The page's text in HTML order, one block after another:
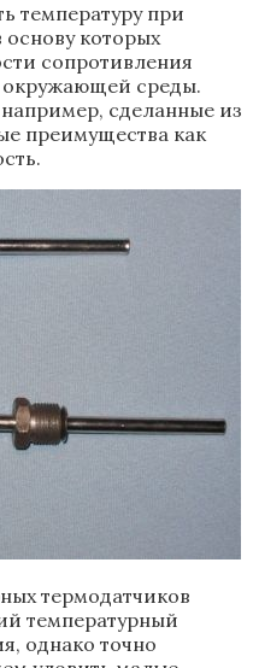
температуру при
которых
сопротивления
окружающей среды.
сделанные из
преимущества как
термодатчиков
температурный
однако точно